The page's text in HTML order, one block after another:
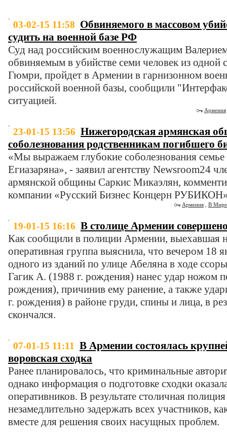
03-02-15 11:58 Обвиняемого в массовом
судить на военной базе РФ
Суд над российским военнослужащим
обвиняемым в убийстве семи человек из одной
Гюмри, пройдет в Армении в гарнизонном
российской военной базы, сообщили
ситуацией.
Армения
23-01-15 13:56 Нижегородская армянская
соболезнования родственникам погибшего
«Мы выражаем глубокие соболезнования семье
Егиазаряна», - заявил агентству Newsroom24
армянской общины Саркис Микаэлян,
компании «Русский Бизнес Концерн
Армения В Мире
19-01-15 16:16 В столице Армении
Как сообщили в полиции Армении, выехавшая
оперативная группа выяснила, что вечером 18
одного из зданий по улице Абеляна в ходе
Гагик А. (1988 г. рождения) нанес удар ножом
рождения), причинив ему ранение, а также
г. рождения) в районе груди, спины и лица, в
скончался.
07-01-15 11:11
В Армении состоялась
воровская сходка
Ранее планировалось, что криминальные
однако информация о подготовке сходки
оперативников. В результате столичная
незамедлительно задержать всех участников,
вместе для решения своих насущных проблем.